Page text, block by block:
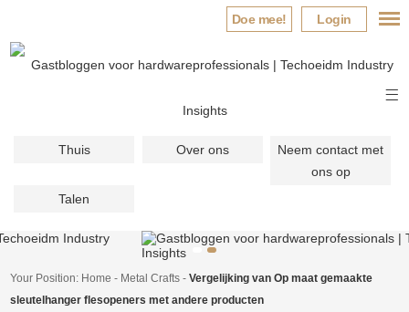
Login
Doe mee!
Thuis Over ons
Neem contact met
ons op
Talen
Your Position: Home - Metal Crafts -Vergelijking van Op maat gemaakte
sleutelhanger flesopeners met andere producten